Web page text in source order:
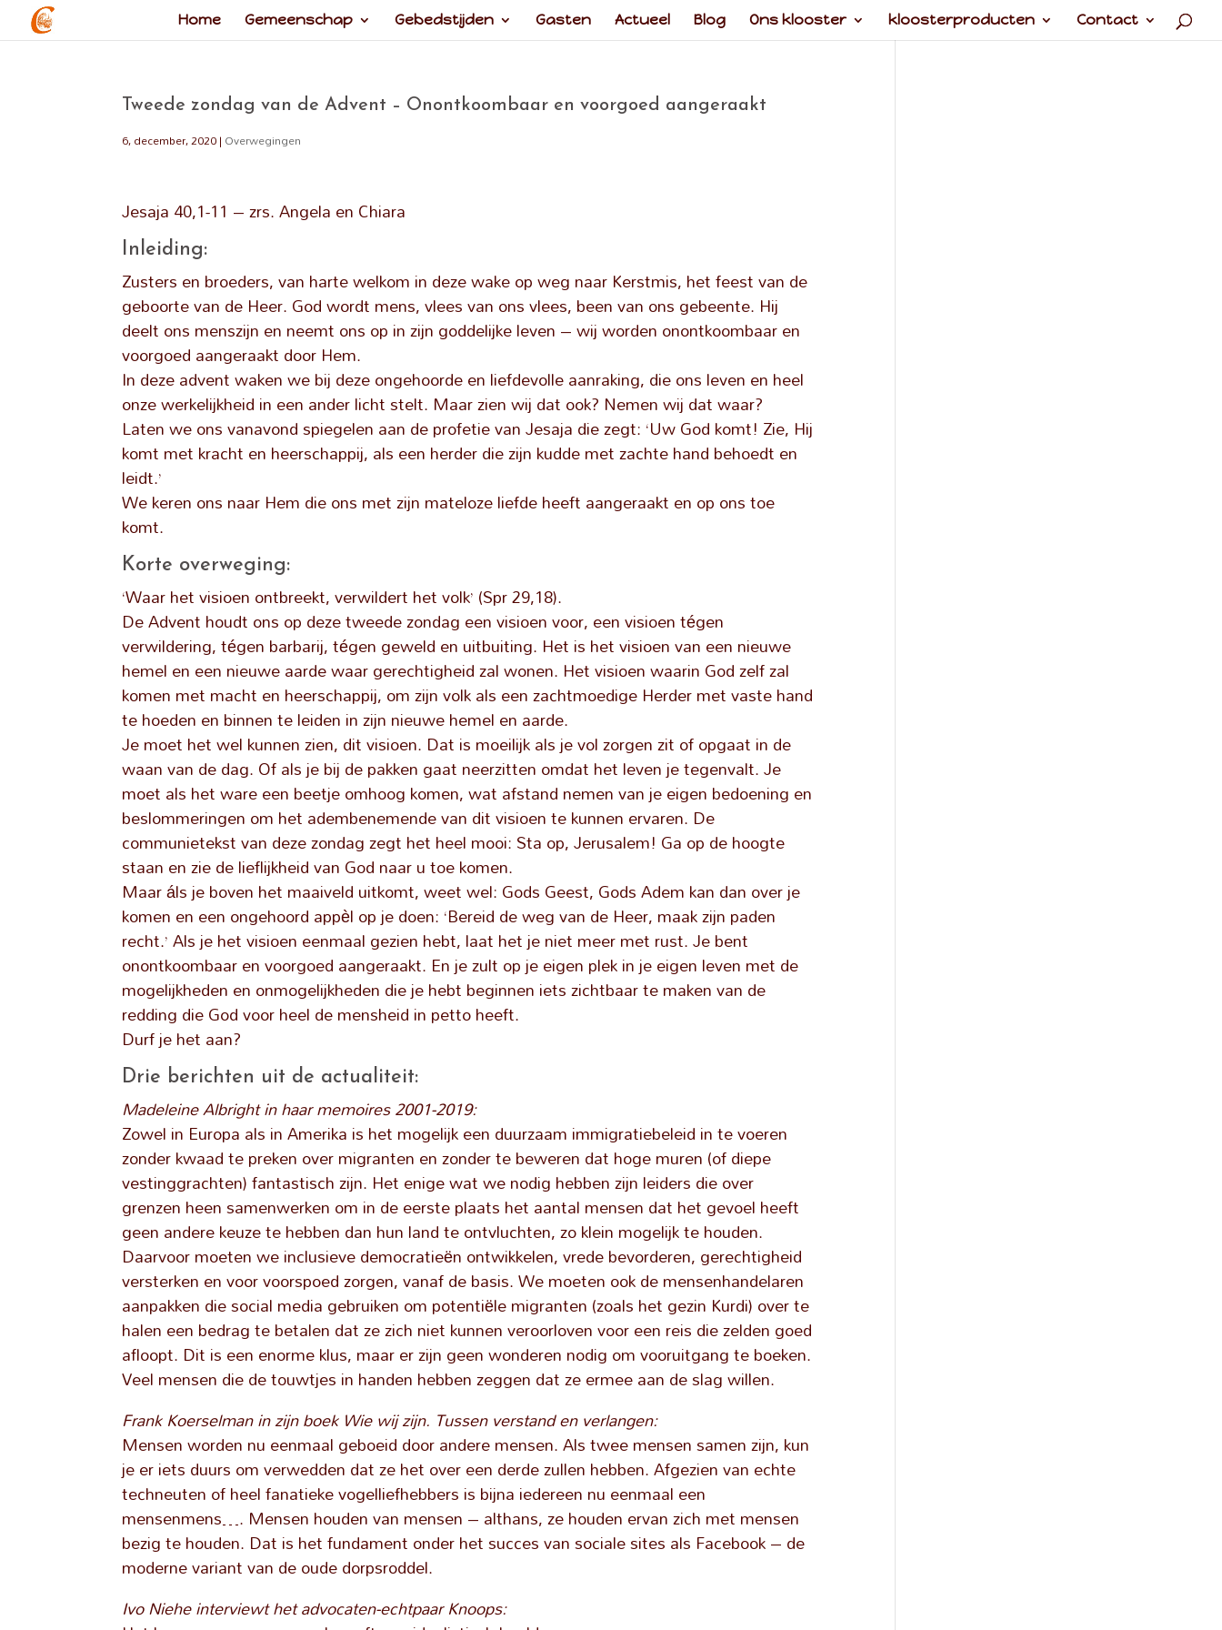
Home Gemeenschap Gebedstijden Gasten Actueel Blog Ons klooster kloosterproducten Contact
Tweede zondag van de Advent – Onontkoombaar en voorgoed aangeraakt
6, december, 2020| Overwegingen
Jesaja 40,1-11 – zrs. Angela en Chiara
Inleiding:
Zusters en broeders, van harte welkom in deze wake op weg naar Kerstmis, het feest van de
geboorte van de Heer. God wordt mens, vlees van ons vlees, been van ons gebeente. Hij
deelt ons menszijn en neemt ons op in zijn goddelijke leven – wij worden onontkoombaar en
voorgoed aangeraakt door Hem.
In deze advent waken we bij deze ongehoorde en liefdevolle aanraking, die ons leven en heel
onze werkelijkheid in een ander licht stelt. Maar zien wij dat ook? Nemen wij dat waar?
Laten we ons vanavond spiegelen aan de profetie van Jesaja die zegt: ‘Uw God komt! Zie, Hij
komt met kracht en heerschappij, als een herder die zijn kudde met zachte hand behoedt en
leidt.’
We keren ons naar Hem die ons met zijn mateloze liefde heeft aangeraakt en op ons toe
komt.
Korte overweging:
‘Waar het visioen ontbreekt, verwildert het volk’ (Spr 29,18).
De Advent houdt ons op deze tweede zondag een visioen voor, een visioen tégen
verwildering, tégen barbarij, tégen geweld en uitbuiting. Het is het visioen van een nieuwe
hemel en een nieuwe aarde waar gerechtigheid zal wonen. Het visioen waarin God zelf zal
komen met macht en heerschappij, om zijn volk als een zachtmoedige Herder met vaste hand
te hoeden en binnen te leiden in zijn nieuwe hemel en aarde.
Je moet het wel kunnen zien, dit visioen. Dat is moeilijk als je vol zorgen zit of opgaat in de
waan van de dag. Of als je bij de pakken gaat neerzitten omdat het leven je tegenvalt. Je
moet als het ware een beetje omhoog komen, wat afstand nemen van je eigen bedoening en
beslommeringen om het adembenemende van dit visioen te kunnen ervaren. De
communietekst van deze zondag zegt het heel mooi: Sta op, Jerusalem! Ga op de hoogte
staan en zie de lieflijkheid van God naar u toe komen.
Maar áls je boven het maaiveld uitkomt, weet wel: Gods Geest, Gods Adem kan dan over je
komen en een ongehoord appèl op je doen: ‘Bereid de weg van de Heer, maak zijn paden
recht.’ Als je het visioen eenmaal gezien hebt, laat het je niet meer met rust. Je bent
onontkoombaar en voorgoed aangeraakt. En je zult op je eigen plek in je eigen leven met de
mogelijkheden en onmogelijkheden die je hebt beginnen iets zichtbaar te maken van de
redding die God voor heel de mensheid in petto heeft.
Durf je het aan?
Drie berichten uit de actualiteit:
Madeleine Albright in haar memoires 2001-2019:
Zowel in Europa als in Amerika is het mogelijk een duurzaam immigratiebeleid in te voeren
zonder kwaad te preken over migranten en zonder te beweren dat hoge muren (of diepe
vestinggrachten) fantastisch zijn. Het enige wat we nodig hebben zijn leiders die over
grenzen heen samenwerken om in de eerste plaats het aantal mensen dat het gevoel heeft
geen andere keuze te hebben dan hun land te ontvluchten, zo klein mogelijk te houden.
Daarvoor moeten we inclusieve democratieën ontwikkelen, vrede bevorderen, gerechtigheid
versterken en voor voorspoed zorgen, vanaf de basis. We moeten ook de mensenhandelaren
aanpakken die social media gebruiken om potentiële migranten (zoals het gezin Kurdi) over te
halen een bedrag te betalen dat ze zich niet kunnen veroorloven voor een reis die zelden goed
afloopt. Dit is een enorme klus, maar er zijn geen wonderen nodig om vooruitgang te boeken.
Veel mensen die de touwtjes in handen hebben zeggen dat ze ermee aan de slag willen.
Frank Koerselman in zijn boek Wie wij zijn. Tussen verstand en verlangen:
Mensen worden nu eenmaal geboeid door andere mensen. Als twee mensen samen zijn, kun
je er iets duurs om verwedden dat ze het over een derde zullen hebben. Afgezien van echte
techneuten of heel fanatieke vogelliefhebbers is bijna iedereen nu eenmaal een
mensenmens…. Mensen houden van mensen – althans, ze houden ervan zich met mensen
bezig te houden. Dat is het fundament onder het succes van sociale sites als Facebook – de
moderne variant van de oude dorpsroddel.
Ivo Niehe interviewt het advocaten-echtpaar Knoops: